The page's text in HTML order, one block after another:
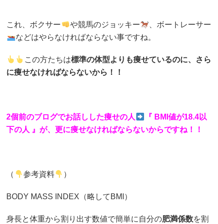
これ、ボクサー や競馬のジョッキー
、ボートレーサー
などはやらなければならない事ですね。
この方たちは標準の体型よりも痩せているのに、さら
に痩せなければならないから！！
2個前のブログでお話しした痩せの人
『 BMI値が18.4以
下の人 』が、更に痩せなければならないからですね！！
（ 参考資料 ）
BODY MASS INDEX（略してBMI）
身長と体重から割り出す数値で簡単に自分の肥満係数を割